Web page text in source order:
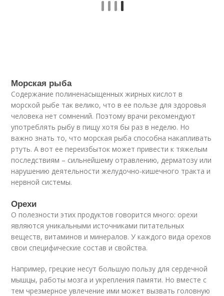
Морская рыба
Содержание полиненасыщенных жирных кислот в
морской рыбе так велико, что в ее пользе для здоровья
человека нет сомнений. Поэтому врачи рекомендуют
употреблять рыбу в пищу хотя бы раз в неделю. Но
важно знать то, что морская рыба способна накапливать
ртуть. А вот ее переизбыток может привести к тяжелым
последствиям – сильнейшему отравлению, дерматозу или
нарушению деятельности желудочно-кишечного тракта и
нервной системы.
Орехи
О полезности этих продуктов говорится много: орехи
являются уникальными источниками питательных
веществ, витаминов и минералов. У каждого вида орехов
свои специфические состав и свойства.
Например, грецкие несут большую пользу для сердечной
мышцы, работы мозга и укрепления памяти. Но вместе с
тем чрезмерное увлечение ими может вызвать головную